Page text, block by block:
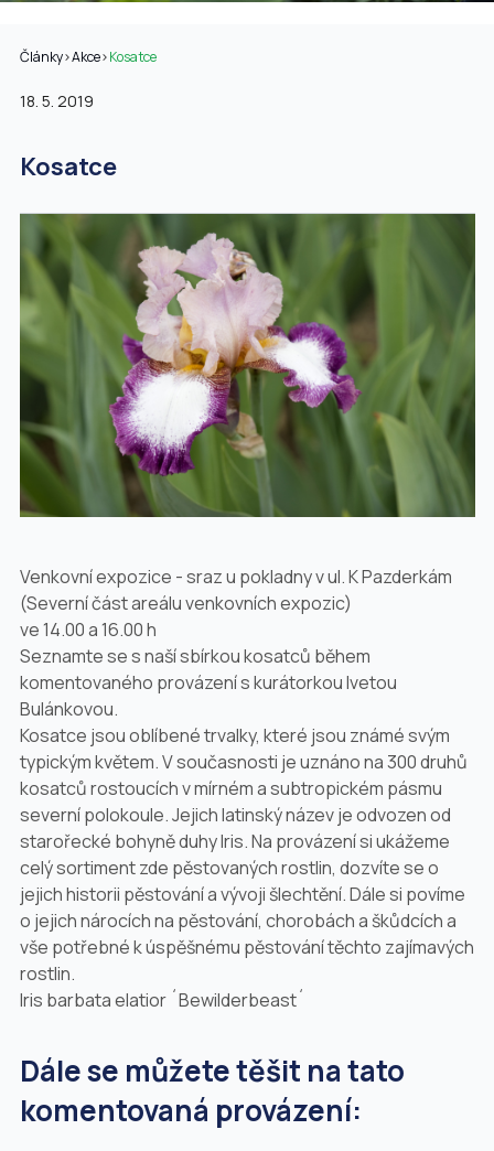
Články>Akce>Kosatce
18. 5. 2019
Kosatce
Venkovní expozice - sraz u pokladny v ul. K Pazderkám
(Severní část areálu venkovních expozic)
ve 14.00 a 16.00 h
Seznamte se s naší sbírkou kosatců během
komentovaného provázení s kurátorkou Ivetou
Bulánkovou.
Kosatce jsou oblíbené trvalky, které jsou známé svým
typickým květem. V současnosti je uznáno na 300 druhů
kosatců rostoucích v mírném a subtropickém pásmu
severní polokoule. Jejich latinský název je odvozen od
starořecké bohyně duhy Iris. Na provázení si ukážeme
celý sortiment zde pěstovaných rostlin, dozvíte se o
jejich historii pěstování a vývoji šlechtění. Dále si povíme
o jejich nárocích na pěstování, chorobách a škůdcích a
vše potřebné k úspěšnému pěstování těchto zajímavých
rostlin.
Iris barbata elatior ´Bewilderbeast´
Dále se můžete těšit na tato
komentovaná provázení: